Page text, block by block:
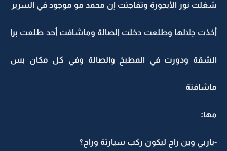
شغلت نور الأبجورة وتفاجئت إن محمد مو موجود في السرير
أخذت جلالها وطلعت دخلت الصالة وماشافت أحد طلعت برا
الشقة ودورت في المطبخ والصالة وفي كل مكان بس
ماشافتة
مها:
-ياربي وين راح ليكون ركب سيارتة وراح؟